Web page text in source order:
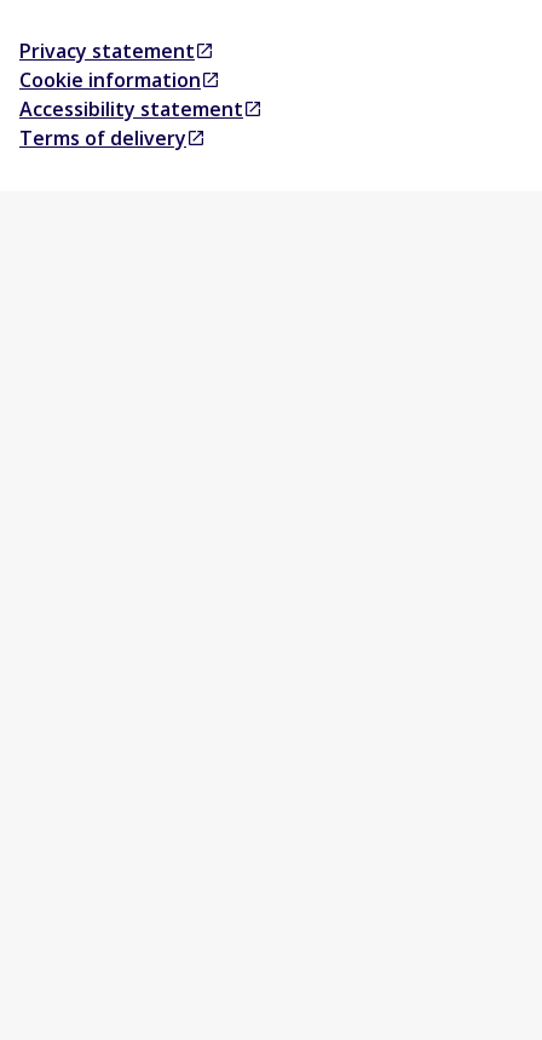
Privacy statement
Opens in a new tab
Cookie information
Opens in a new tab
Accessibility statement
Opens in a new tab
Terms of delivery
Opens in a new tab